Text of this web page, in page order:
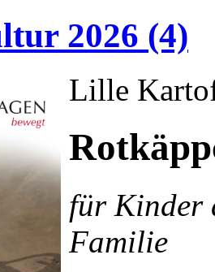
2026 (4)
Lille
für Kinder
Familie